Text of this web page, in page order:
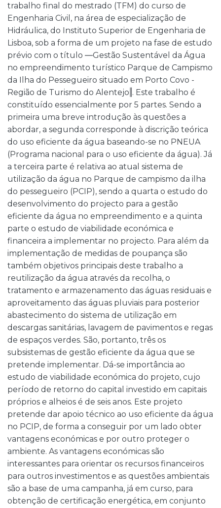
trabalho final do mestrado (TFM) do curso de
Engenharia Civil, na área de especialização de
Hidráulica, do Instituto Superior de Engenharia de
Lisboa, sob a forma de um projeto na fase de estudo
prévio com o título ―Gestão Sustentável da Água
no empreendimento turístico Parque de Campismo
da Ilha do Pessegueiro situado em Porto Covo -
Região de Turismo do Alentejo‖. Este trabalho é
constituído essencialmente por 5 partes. Sendo a
primeira uma breve introdução às questões a
abordar, a segunda corresponde à discrição teórica
do uso eficiente da água baseando-se no PNEUA
(Programa nacional para o uso eficiente da água). Já
a terceira parte é relativa ao atual sistema de
utilização da água no Parque de campismo da ilha
do pessegueiro (PCIP), sendo a quarta o estudo do
desenvolvimento do projecto para a gestão
eficiente da água no empreendimento e a quinta
parte o estudo de viabilidade económica e
financeira a implementar no projecto. Para além da
implementação de medidas de poupança são
também objetivos principais deste trabalho a
reutilização da água através da recolha, o
tratamento e armazenamento das águas residuais e
aproveitamento das águas pluviais para posterior
abastecimento do sistema de utilização em
descargas sanitárias, lavagem de pavimentos e regas
de espaços verdes. São, portanto, três os
subsistemas de gestão eficiente da água que se
pretende implementar. Dá-se importância ao
estudo de viabilidade económica do projeto, cujo
período de retorno do capital investido em capitais
próprios e alheios é de seis anos. Este projeto
pretende dar apoio técnico ao uso eficiente da água
no PCIP, de forma a conseguir por um lado obter
vantagens económicas e por outro proteger o
ambiente. As vantagens económicas são
interessantes para orientar os recursos financeiros
para outros investimentos e as questões ambientais
são a base de uma campanha, já em curso, para
obtenção de certificação energética, em conjunto